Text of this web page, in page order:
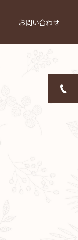
お問い合わせ